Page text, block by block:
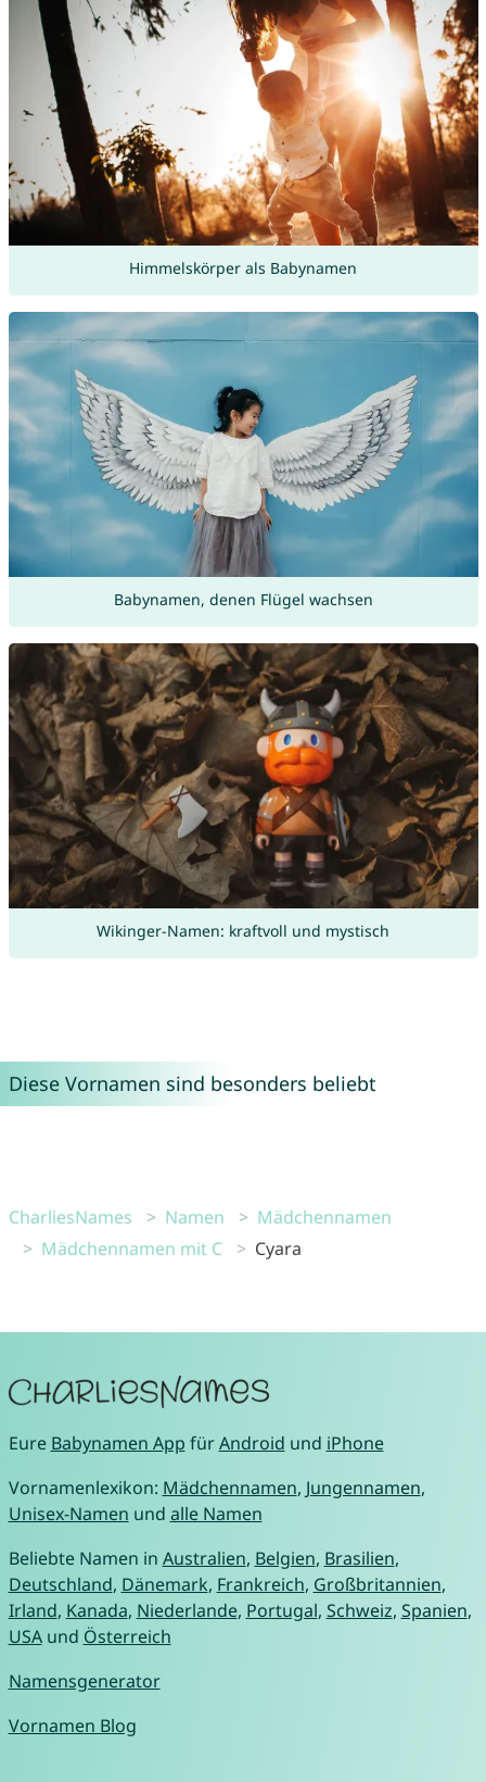
Himmelskörper als Babynamen
Babynamen, denen Flügel wachsen
Wikinger-Namen: kraftvoll und mystisch
Diese Vornamen sind besonders beliebt
CharliesNames Namen
Mädchennamen
Mädchennamen mit C
Cyara
Eure Babynamen App fürAndroid und iPhone
Vornamenlexikon: Mädchennamen, Jungennamen,
Unisex-Namen und alle Namen
Beliebte Namen in Australien, Belgien, Brasilien,
Deutschland, Dänemark, Frankreich, Großbritannien,
Irland, Kanada, Niederlande, Portugal, Schweiz, Spanien,
USAund Österreich
Namensgenerator
Vornamen Blog